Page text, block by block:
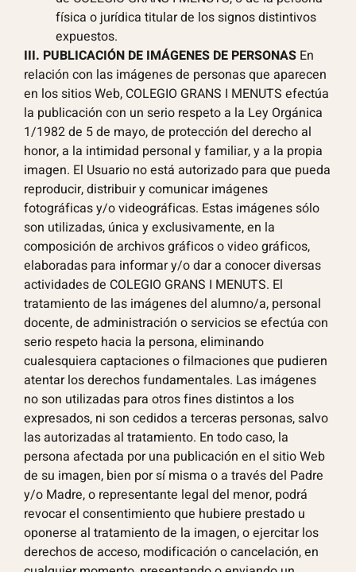
física o jurídica titular de los signos distintivos
expuestos.
III. PUBLICACIÓN DE IMÁGENES DE PERSONAS En
relación con las imágenes de personas que aparecen
en los sitios Web, COLEGIO GRANS I MENUTS efectúa
la publicación con un serio respeto a la Ley Orgánica
1/1982 de 5 de mayo, de protección del derecho al
honor, a la intimidad personal y familiar, y a la propia
imagen. El Usuario no está autorizado para que pueda
reproducir, distribuir y comunicar imágenes
fotográficas y/o videográficas. Estas imágenes sólo
son utilizadas, única y exclusivamente, en la
composición de archivos gráficos o video gráficos,
elaboradas para informar y/o dar a conocer diversas
actividades de COLEGIO GRANS I MENUTS. El
tratamiento de las imágenes del alumno/a, personal
docente, de administración o servicios se efectúa con
serio respeto hacia la persona, eliminando
cualesquiera captaciones o filmaciones que pudieren
atentar los derechos fundamentales. Las imágenes
no son utilizadas para otros fines distintos a los
expresados, ni son cedidos a terceras personas, salvo
las autorizadas al tratamiento. En todo caso, la
persona afectada por una publicación en el sitio Web
de su imagen, bien por sí misma o a través del Padre
y/o Madre, o representante legal del menor, podrá
revocar el consentimiento que hubiere prestado u
oponerse al tratamiento de la imagen, o ejercitar los
derechos de acceso, modificación o cancelación, en